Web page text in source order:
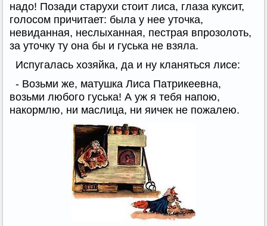
надо! Позади старухи стоит лиса, глаза куксит,
голосом причитает: была у нее уточка,
невиданная, неслыханная, пестрая впрозолоть,
за уточку ту она бы и гуська не взяла.
Испугалась хозяйка, да и ну кланяться лисе:
- Возьми же, матушка Лиса Патрикеевна,
возьми любого гуська! А уж я тебя напою,
накормлю, ни маслица, ни яичек не пожалею.